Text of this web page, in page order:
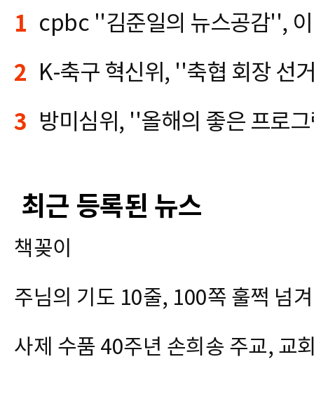
1
2
3
최근 등록된 뉴스
책꽂이
주님의 기도 10줄, 100쪽 훌쩍 넘
사제 수품 40주년 손희송 주교, 교